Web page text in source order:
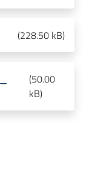
(228.50 kB)
(50.00
kB)